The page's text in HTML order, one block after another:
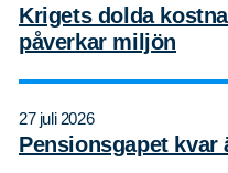
Krigets dolda
påverkar miljön
27 juli 2026
Pensionsgapet kvar